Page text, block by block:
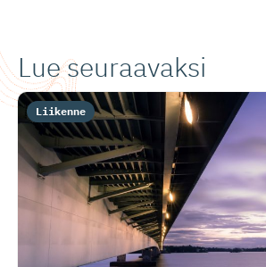
Lue seuraavaksi
Liikenne